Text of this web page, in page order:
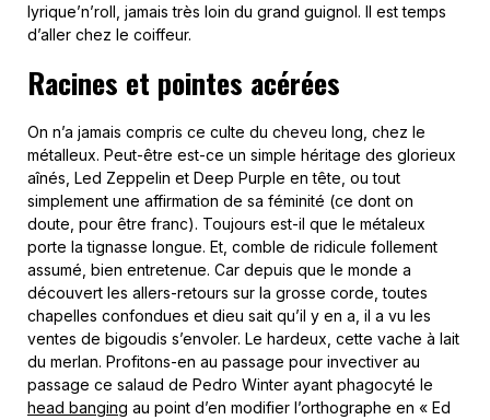
lyrique’n’roll, jamais très loin du grand guignol. Il est temps
d’aller chez le coiffeur.
Racines et pointes acérées
On n’a jamais compris ce culte du cheveu long, chez le
métalleux. Peut-être est-ce un simple héritage des glorieux
aînés, Led Zeppelin et Deep Purple en tête, ou tout
simplement une affirmation de sa féminité (ce dont on
doute, pour être franc). Toujours est-il que le métaleux
porte la tignasse longue. Et, comble de ridicule follement
assumé, bien entretenue. Car depuis que le monde a
découvert les allers-retours sur la grosse corde, toutes
chapelles confondues et dieu sait qu’il y en a, il a vu les
ventes de bigoudis s’envoler. Le hardeux, cette vache à lait
du merlan. Profitons-en au passage pour invectiver au
passage ce salaud de Pedro Winter ayant phagocyté le
head banging au point d’en modifier l’orthographe en « Ed